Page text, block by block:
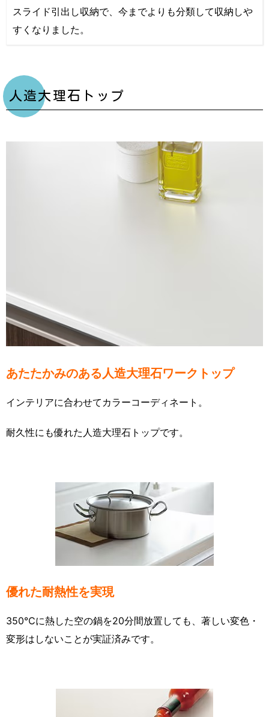
スライド引出し収納で、今までよりも分類して収納しや
すくなりました。
人造大理石トップ
あたたかみのある人造大理石ワークトップ
インテリアに合わせてカラーコーディネート。
耐久性にも優れた人造大理石トップです。
優れた耐熱性を実現
350℃に熱した空の鍋を20分間放置しても、著しい変色・
変形はしないことが実証済みです。